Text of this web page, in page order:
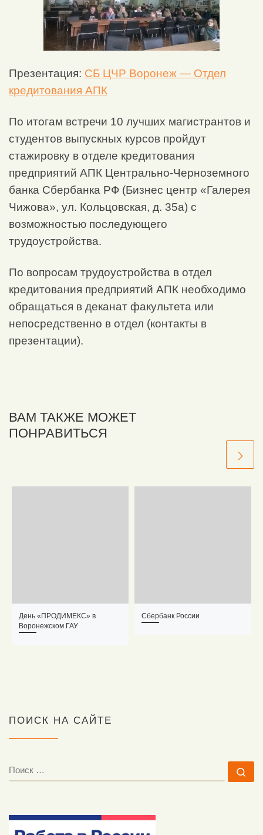
Презентация: СБ ЦЧР Воронеж — Отдел
кредитования АПК
По итогам встречи 10 лучших магистрантов и
студентов выпускных курсов пройдут
стажировку в отделе кредитования
предприятий АПК Центрально-Черноземного
банка Сбербанка РФ (Бизнес центр «Галерея
Чижова», ул. Кольцовская, д. 35а) с
возможностью последующего
трудоустройства.
По вопросам трудоустройства в отдел
кредитования предприятий АПК необходимо
обращаться в деканат факультета или
непосредственно в отдел (контакты в
презентации).
ВАМ ТАКЖЕ МОЖЕТ
ПОНРАВИТЬСЯ
День «ПРОДИМЕКС» в
Воронежском ГАУ
Сбербанк России
ПОИСК НА САЙТЕ
ПОИСК